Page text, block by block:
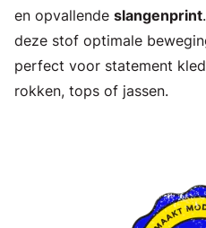
en opvallende slangenprint
deze stof optimale
perfect voor statement
rokken, tops of jassen.